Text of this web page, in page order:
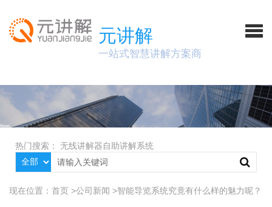
元讲解
一站式智慧讲解方案商
热门搜索： 无线讲解器自助讲解系统
现在位置： 首页 >公司新闻 >智能导览系统究竟有什么样的魅力呢？